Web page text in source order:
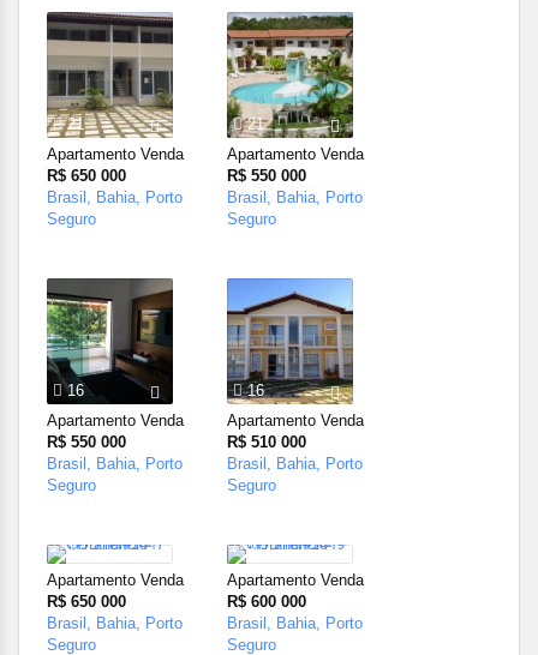
21
Apartamento Venda
R$ 650 000
Brasil, Bahia, Porto
Seguro
21
Apartamento Venda
R$ 550 000
Brasil, Bahia, Porto
Seguro
16
Apartamento Venda
R$ 550 000
Brasil, Bahia, Porto
Seguro
16
Apartamento Venda
R$ 510 000
Brasil, Bahia, Porto
Seguro
17
Apartamento Venda
R$ 650 000
Brasil, Bahia, Porto
Seguro
37
Apartamento Venda
R$ 600 000
Brasil, Bahia, Porto
Seguro